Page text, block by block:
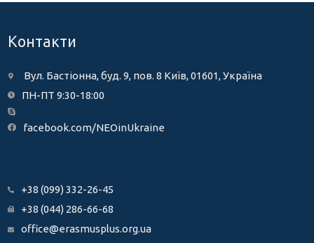
Контакти
Вул. Бастіонна, буд. 9, пов. 8 Київ, 01601, Україна
ПН-ПТ 9:30-18:00
facebook.com/NEOinUkraine
+38 (099) 332-26-45
+38 (044) 286-66-68
office@erasmusplus.org.ua